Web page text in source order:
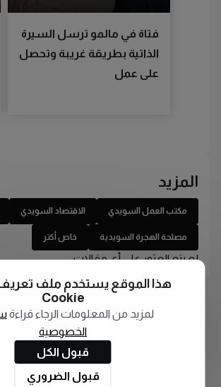
فتاة في مالمو ترسل السيرة
الذاتية بطريقة غريبة وتحصل
على عمل
المزيد
مكتب العمل السويدي الاقتصاد السويدي
مصلحة الهجرة السويدية خاص أكتر
لم يتم العثور على أي مقالات
هذا الموقع يستخدم ملف تعريف
Cookie
لمزيد من المعلومات الرجاء قراءة
الخصوصية
قبول الكل
قبول الضروري